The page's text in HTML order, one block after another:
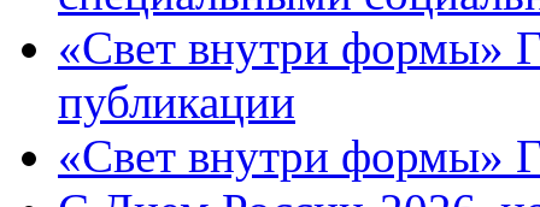
«Свет внутри формы»
публикации
«Свет внутри формы»